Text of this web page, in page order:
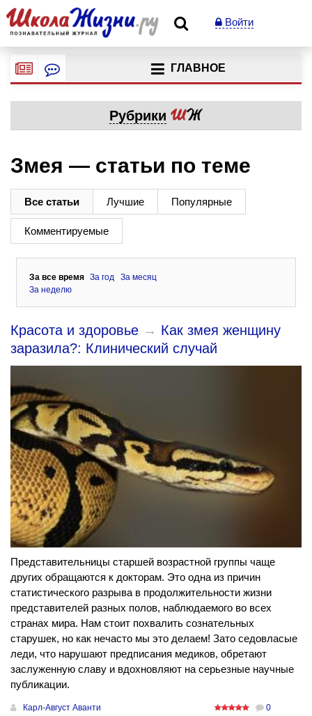
Войти
ГЛАВНОЕ
Рубрики
Змея — статьи по теме
Все статьи Лучшие Популярные
Комментируемые
За все время За год
За месяц
За неделю
Красота и здоровье → Как змея женщину
заразила?: Клинический случай
Представительницы старшей возрастной группы чаще
других обращаются к докторам. Это одна из причин
статистического разрыва в продолжительности жизни
представителей разных полов, наблюдаемого во всех
странах мира. Нам стоит похвалить сознательных
старушек, но как нечасто мы это делаем! Зато седовласые
леди, что нарушают предписания медиков, обретают
заслуженную славу и вдохновляют на серьезные научные
публикации.
Карл-Август Аванти 0